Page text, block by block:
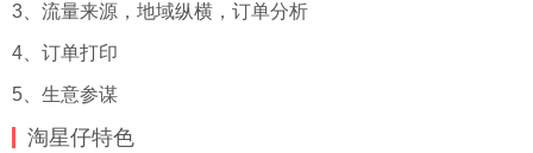
3、流量来源，地域纵横，订单分析
4、订单打印
5、生意参谋
淘星仔特色